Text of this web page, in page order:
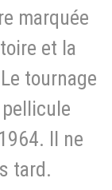
marquée
et la
tournage
Il ne
tard.